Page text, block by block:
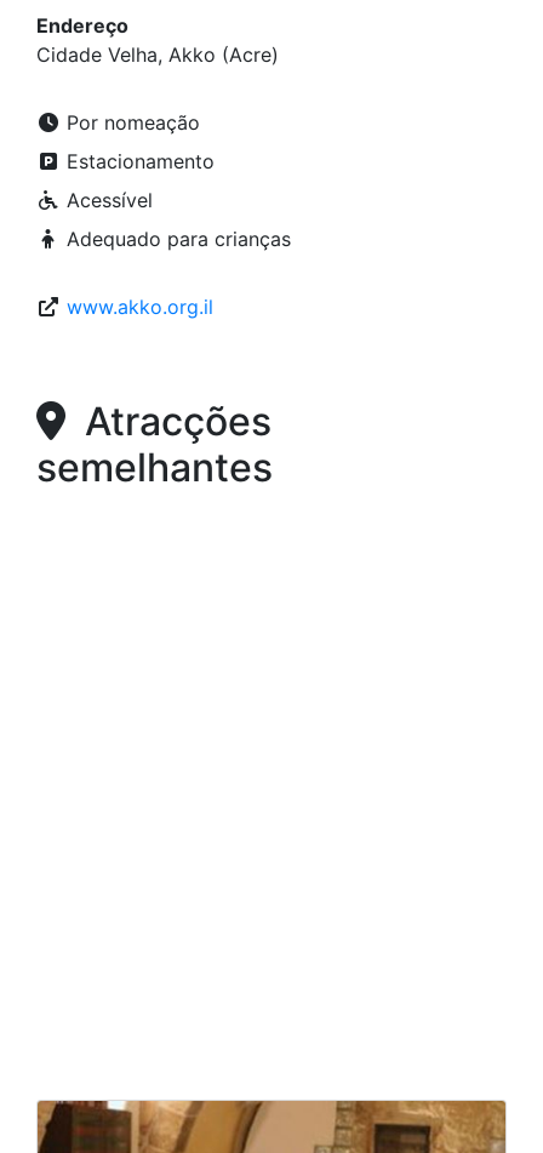
Endereço
Cidade Velha, Akko (Acre)
Por nomeação
Estacionamento
Acessível
Adequado para crianças
www.akko.org.il
Atracções
semelhantes